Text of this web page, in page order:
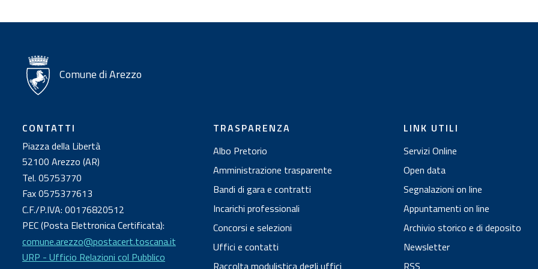
Comune di Arezzo
CONTATTI
Piazza della Libertà
52100 Arezzo (AR)
Tel. 05753770
Fax 0575377613
C.F./P.IVA: 00176820512
PEC (Posta Elettronica Certificata):
comune.arezzo@postacert.toscana.it
URP - Ufficio Relazioni col Pubblico
TRASPARENZA
Albo Pretorio
Amministrazione trasparente
Bandi di gara e contratti
Incarichi professionali
Concorsi e selezioni
Uffici e contatti
Raccolta modulistica degli uffici
LINK UTILI
Servizi Online
Open data
Segnalazioni on line
Appuntamenti on line
Archivio storico e di deposito
Newsletter
RSS